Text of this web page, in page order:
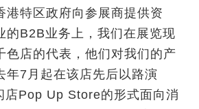
港特区政府向参展商提供资
的B2B业务上，我们在展览现
色店的代表，他们对我们的产
年7月起在该店先后以路演
店Pop Up Store的形式面向消